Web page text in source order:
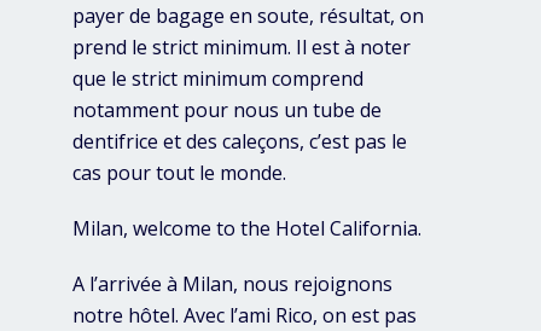
payer de bagage en soute, résultat, on
prend le strict minimum. Il est à noter
que le strict minimum comprend
notamment pour nous un tube de
dentifrice et des caleçons, c’est pas le
cas pour tout le monde.
Milan, welcome to the Hotel California.
A l’arrivée à Milan, nous rejoignons
notre hôtel. Avec l’ami Rico, on est pas